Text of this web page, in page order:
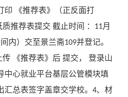
《推荐表》（正反面打
推荐表提交 截止时间 ：11月
内）交至景兰斋109并登记。
《推荐表》后 提交， 登录山
中心就业平台基层公管模块填
汇总表签字盖章交学校。4、材